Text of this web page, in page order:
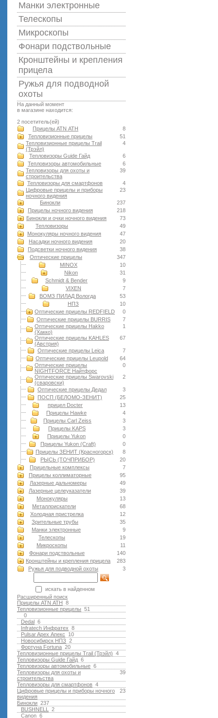
Манки электронные
Телескопы
Микроскопы
Фонари подствольные
Кронштейны и крепления
прицела
Ружья для подводной
оxоты
На данный момент
в магазине находится:
2 посетитель(ей)
8
Прицелы ATN АТН
51
Тепловизионные прицелы
4
Тепловизионные прицелы Trail
(Трэйл)
6
Тепловизоры Guide Гайд
6
Тепловизоры автомобильные
39
Тепловизоры для охоты и
строительства
4
Тепловизоры для смартфонов
23
Цифровые прицелы и приборы
ночного видения
237
Бинокли
218
Прицелы ночного видения
73
Бинокли и очки ночного видения
49
Тепловизоры
47
Монокуляры ночного видения
20
Насадки ночного видения
38
Подсветки ночного видения
347
Оптические прицелы
10
MINOX
31
Nikon
9
Schmidt & Bender
7
VIXEN
53
ВОМЗ ПИЛАД Вологда
10
НПЗ
0
Оптические прицелы REDFIELD
7
Оптические прицелы BURRIS
1
Оптические прицелы Hakko
(Хакко)
67
Оптические прицелы KAHLES
(Австрия)
7
Оптические прицелы Leica
64
Оптические прицелы Leupold
0
Оптические прицелы
NIGHTFORCE Найтфорс
2
Оптические прицелы Swarovski
(сваровски)
3
Оптические прицелы Дедал
25
ПОСП (БЕЛОМО-ЗЕНИТ)
13
прицел Docter
4
Прицелы Hawke
3
Прицелы Carl Zeiss
3
Прицелы KAPS
0
Прицелы Yukon
0
Прицелы Yukon (Craft)
8
Прицелы ЗЕНИТ (Красногорск)
20
РЫСЬ (ТОЧПРИБОР)
7
Прицельные комплексы
95
Прицелы коллиматорные
49
Лазерные дальномеры
39
Лазерные целеуказатели
13
Монокуляры
68
Металлоискатели
12
Холодная пристрелка
35
Зрительные трубы
9
Манки электронные
19
Телескопы
11
Микроскопы
140
Фонари подствольные
283
Кронштейны и крепления прицела
3
Ружья для подводной оxоты
искать в найденном
Расширенный поиск
8
Прицелы ATN АТН
51
Тепловизионные прицелы
0
6
Dedal
8
Infratech Инфратех
10
Pulsar Apex Апекс
2
Новосибирск НПЗ
20
Фортуна Fortuna
4
Тепловизионные прицелы Trail (Трэйл)
6
Тепловизоры Guide Гайд
6
Тепловизоры автомобильные
39
Тепловизоры для охоты и
строительства
4
Тепловизоры для смартфонов
23
Цифровые прицелы и приборы ночного
видения
237
Бинокли
2
BUSHNELL
6
Canon